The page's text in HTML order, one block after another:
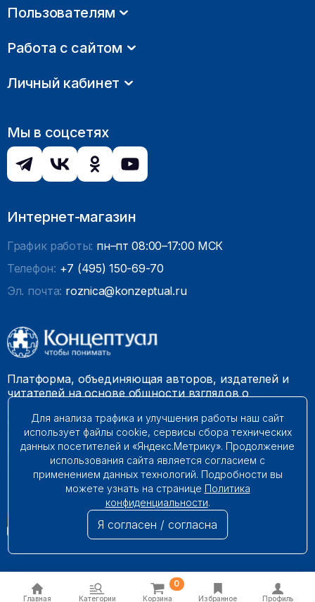
Главная Категории
0
Корзина Избранное Профиль
Пользователям
Работа с сайтом
Личный кабинет
Мы в соцсетях
Интернет-магазин
График работы: пн–пт 08:00–17:00 МСК
Телефон: +7 (495) 150-69-70
Эл. почта: roznica@konzeptual.ru
Платформа, объединяющая авторов, издателей и
читателей на основе общности взглядов о
гармоничного мироустройства. Наши книги можно
встретить на многих книготорговых площадках
России.
© 2009 – 2026. Все права защищены.
Для анализа трафика и улучшения работы наш сайт
использует файлы cookie, сервисы сбора технических
данных посетителей и «Яндекс.Метрику». Продолжение
использования сайта является согласием с
применением данных технологий. Подробности вы
можете узнать на странице Политика
конфиденциальности.
Я согласен / согласна